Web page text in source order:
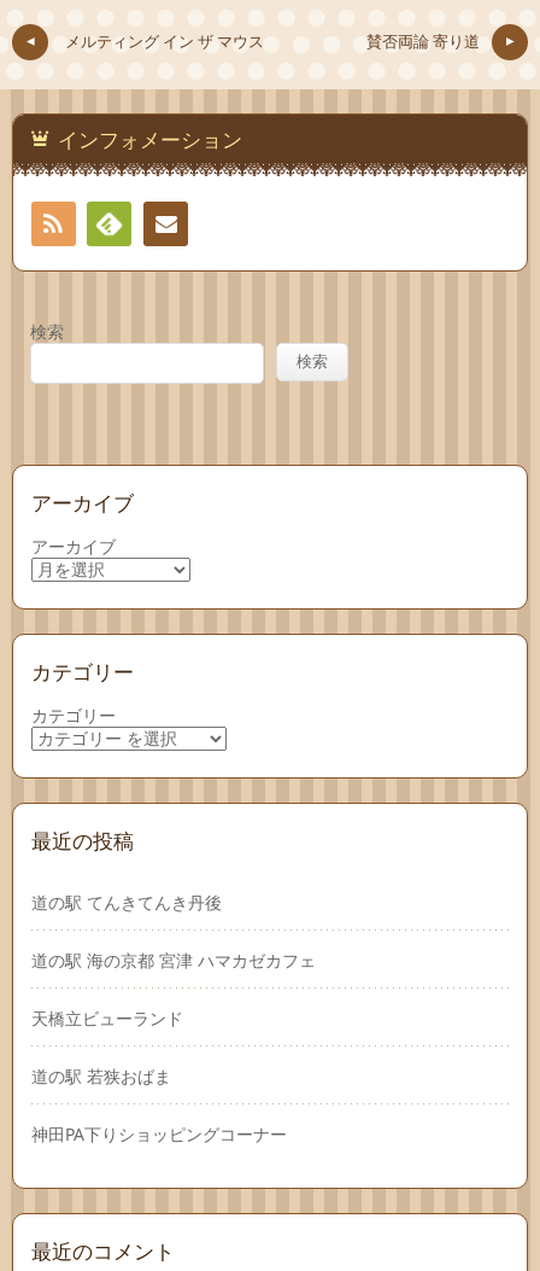
メルティング イン ザ マウス 賛否両論 寄り道
インフォメーション
RSS
Feedlyお問
検索
検索
アーカイブ
アーカイブ
カテゴリー
カテゴリー
最近の投稿
道の駅 てんきてんき丹後
道の駅 海の京都 宮津 ハマカゼカフェ
天橋立ビューランド
道の駅 若狭おばま
神田PA下りショッピングコーナー
最近のコメント